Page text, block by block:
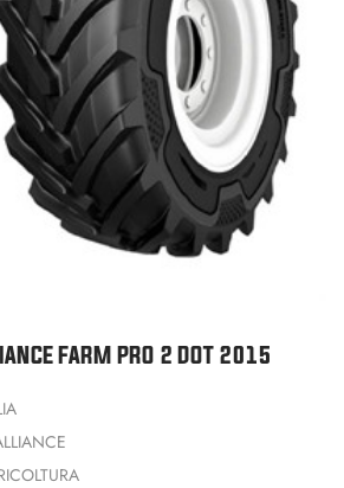
FARM PRO 2 DOT 2015